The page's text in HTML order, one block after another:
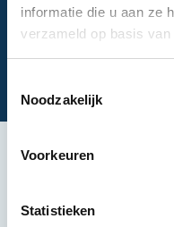
informatie die u aan ze
verzameld op basis
Noodzakelijk
Voorkeuren
Statistieken